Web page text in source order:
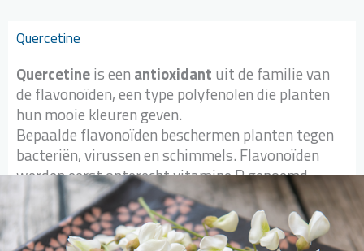
Quercetine
Quercetineis een antioxidant uit de familie van
de flavonoïden, een type polyfenolen die planten
hun mooie kleuren geven.
Bepaalde flavonoïden beschermen planten tegen
bacteriën, virussen en schimmels. Flavonoïden
werden eerst onterecht vitamine P genoemd.